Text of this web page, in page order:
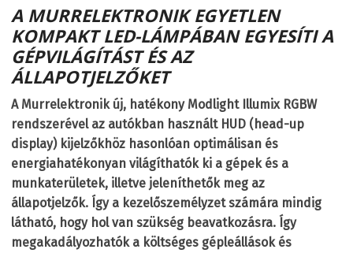
A MURRELEKTRONIK EGYETLEN
KOMPAKT LED-LÁMPÁBAN EGYESÍTI A
GÉPVILÁGÍTÁST ÉS AZ
ÁLLAPOTJELZŐKET
A Murrelektronik új, hatékony Modlight Illumix RGBW
rendszerével az autókban használt HUD (head-up
display) kijelzőkhöz hasonlóan optimálisan és
energiahatékonyan világíthatók ki a gépek és a
munkaterületek, illetve jeleníthetők meg az
állapotjelzők. Így a kezelőszemélyzet számára mindig
látható, hogy hol van szükség beavatkozásra. Így
megakadályozhatók a költséges gépleállások és